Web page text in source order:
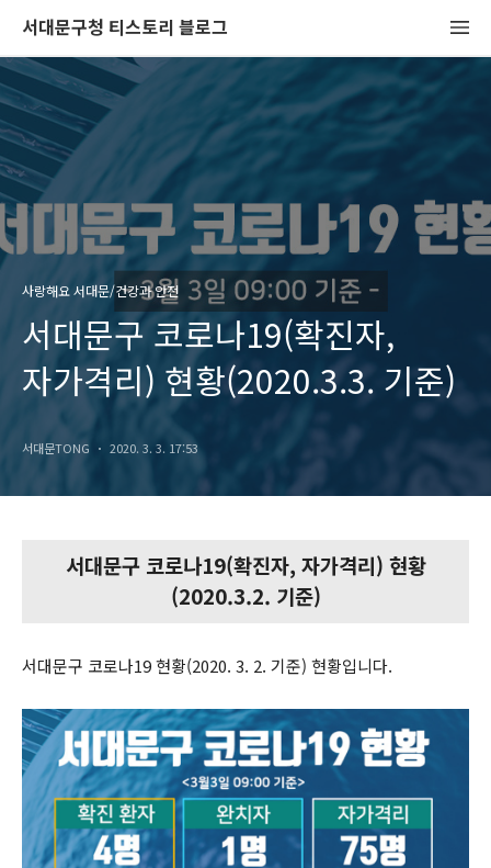
서대문구청 티스토리 블로그
사랑해요 서대문/건강과 안전
서대문구 코로나19(확진자,
자가격리) 현황(2020.3.3. 기준)
서대문TONG 2020. 3. 3. 17:53
서대문구 코로나19(확진자, 자가격리) 현황
(2020.3.2. 기준)
서대문구 코로나19 현황(2020. 3. 2. 기준) 현황입니다.